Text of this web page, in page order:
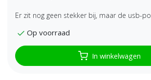
Er zit nog geen stekker bij, maar de usb-po
Op voorraad
In winkelwagen